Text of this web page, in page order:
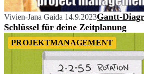
Vivien-Jana Gaida 14.9.2023Gantt-
Schlüssel für deine Zeitplanung
PROJEKTMANAGEMENT